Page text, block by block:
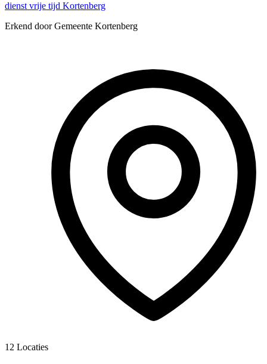
dienst vrije tijd Kortenberg
Erkend door Gemeente Kortenberg
12 Locaties